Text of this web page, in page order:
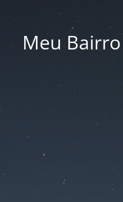
Meu Bairro